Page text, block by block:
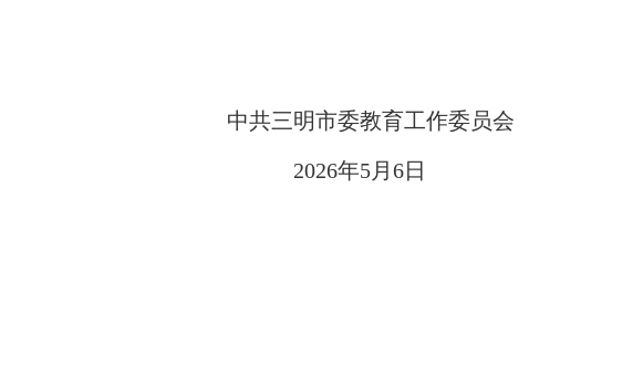
中共三明市委教育工作委员会
2026年5月 6日